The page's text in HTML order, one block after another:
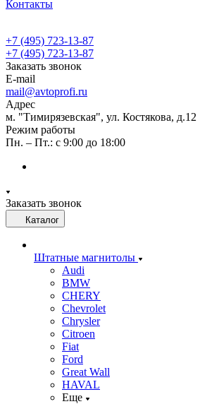
Контакты
+7 (495) 723-13-87
+7 (495) 723-13-87
Заказать звонок
E-mail
mail@avtoprofi.ru
Адрес
м. "Тимирязевская", ул. Костякова, д.12
Режим работы
Пн. – Пт.: с 9:00 до 18:00
Заказать звонок
Каталог
Штатные магнитолы
Audi
BMW
CHERY
Chevrolet
Chrysler
Citroen
Fiat
Ford
Great Wall
HAVAL
Еще